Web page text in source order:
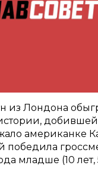
из Лондона
американке
победила
младше (10